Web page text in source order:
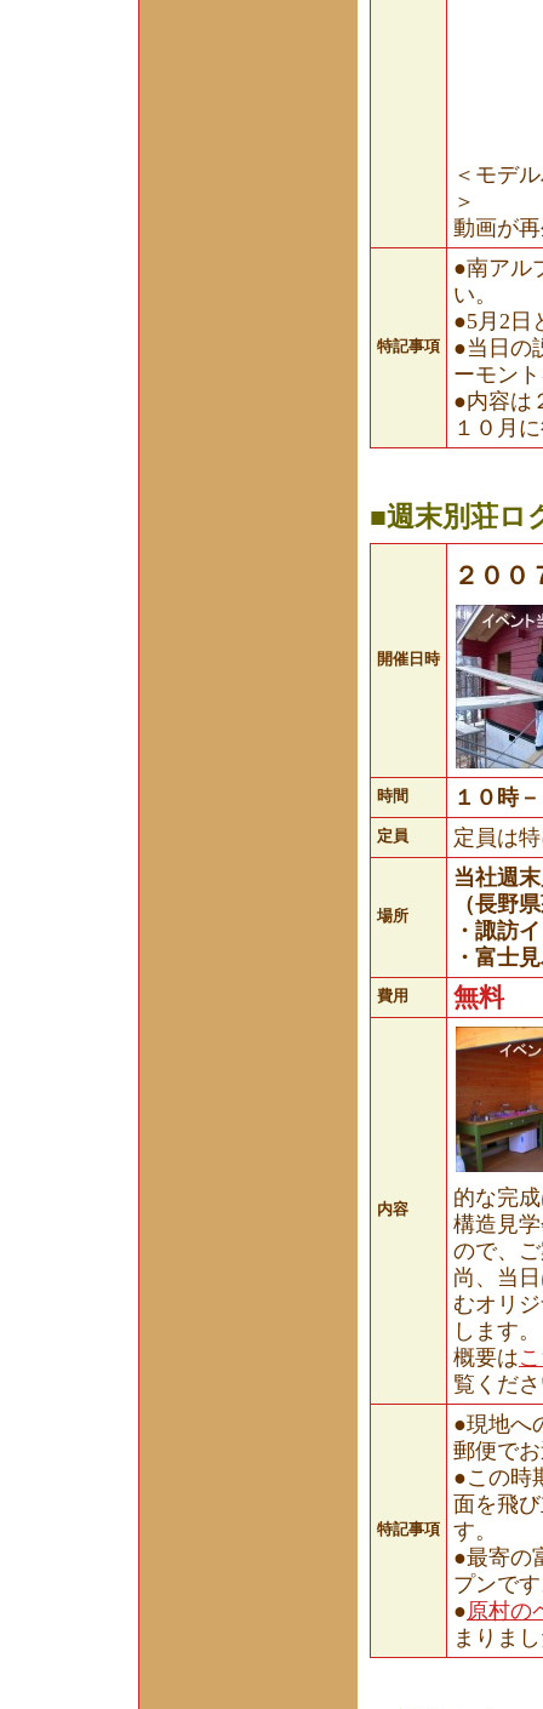
＜モデ
＞
動画が
特記事項
●南アル
い。
●5月2日
●当日の
ーモン
●内容は
１０月
■週末別荘ロ
開催日時
２００
時間 １０時
定員 定員は
場所
当社週
（長野
・諏訪
・富士
費用 無料
内容
的な完
構造見
ので、
尚、当
むオリ
します。
概要は
覧くだ
特記事項
●現地へ
郵便で
●この時
面を飛
す。
●最寄の
プンで
●原村の
まりま